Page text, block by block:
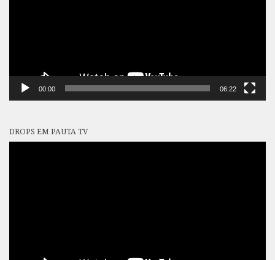
00:00 06:22
DROPS EM PAUTA TV